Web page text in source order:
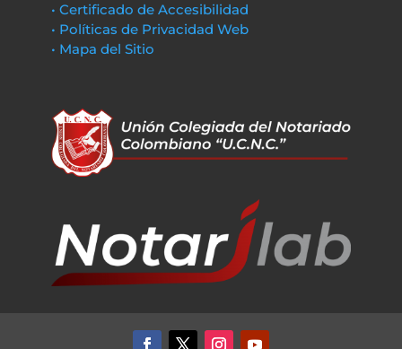
• Certificado de Accesibilidad
• Políticas de Privacidad Web
• Mapa del Sitio